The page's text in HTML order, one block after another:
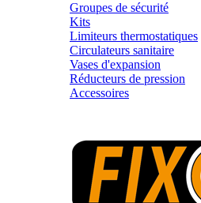
Groupes de sécurité
Kits
Limiteurs thermostatiques
Circulateurs sanitaire
Vases d'expansion
Réducteurs de pression
Accessoires